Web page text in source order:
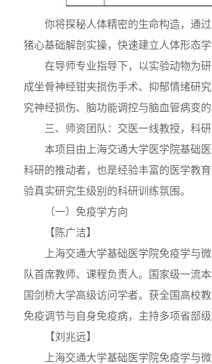
你将探秘人体精密的生命构造，通
猪心基础解剖实操，快速建立人体形态学
在导师专业指导下，以实验动物为
成坐骨神经钳夹损伤手术、抑郁情绪研
究神经损伤、脑功能调控与脑血管病变的
三、师资团队：交医一线教授，科
本项目由上海交通大学医学院基础
科研的推动者，也是经验丰富的医学教
验真实研究生级别的科研训练氛围。
（一）免疫学方向
【陈广洁】
上海交通大学基础医学院免疫学与
队首席教师、课程负责人。国家级一流
国剑桥大学高级访问学者。获全国高校
免疫调节与自身免疫病，主持多项省部
【刘兆远】
上海交通大学基础医学院免疫学与